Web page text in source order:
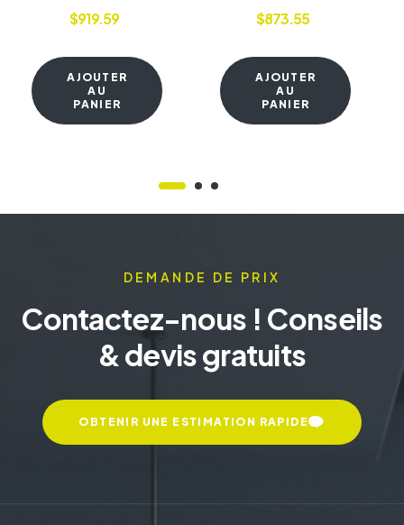
$919.59
AJOUTER
AU
PANIER
$873.55
AJOUTER
AU
PANIER
DEMANDE DE PRIX
Contactez-nous ! Conseils
& devis gratuits
OBTENIR UNE ESTIMATION RAPIDE